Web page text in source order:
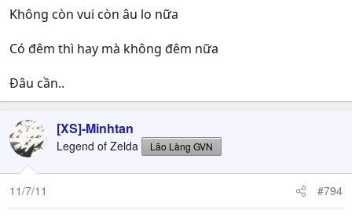
Không còn vui còn âu lo nữa
Có đêm thì hay mà không đêm nữa
Đâu cần..
[XS]-Minhtan
Legend of Zelda Lão Làng GVN
11/7/11 #794